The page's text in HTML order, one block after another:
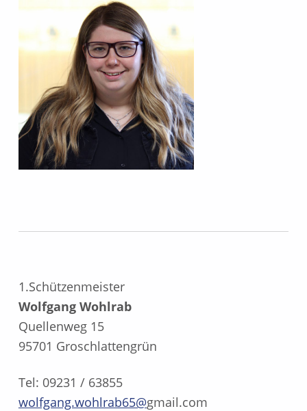
1.Schützenmeister
Wolfgang Wohlrab
Quellenweg 15
95701 Groschlattengrün
Tel: 09231 / 63855
wolfgang.wohlrab65@gmail.com